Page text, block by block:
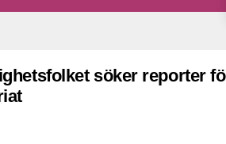
söker reporter